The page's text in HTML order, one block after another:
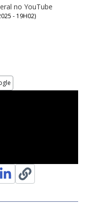
no YouTube
- 19H02)